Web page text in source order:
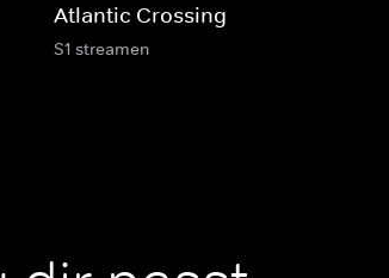
Atlantic Crossing
S1 streamen